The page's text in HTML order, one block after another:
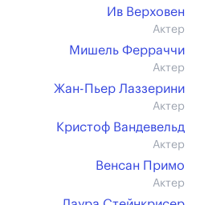
Ив Верховен
Актер
Мишель Ферраччи
Актер
Жан-Пьер Лаззерини
Актер
Кристоф Вандевельд
Актер
Венсан Примо
Актер